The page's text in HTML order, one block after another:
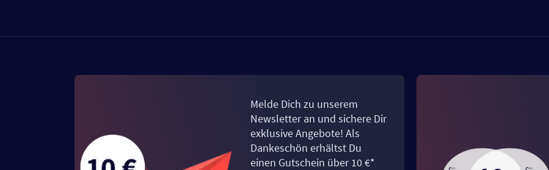
Melde Dich zu unserem
Newsletter an und sichere Dir
exklusive Angebote! Als
Dankeschön erhältst Du
einen Gutschein über 10 €*